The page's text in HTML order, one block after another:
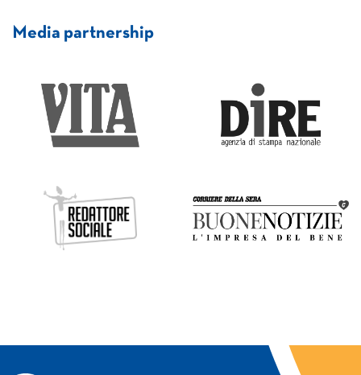
Media partnership